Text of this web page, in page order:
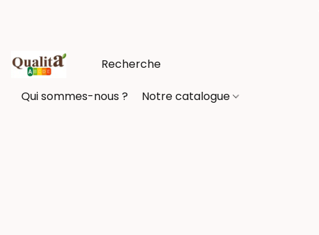
Qui sommes-nous ? Notre catalogue